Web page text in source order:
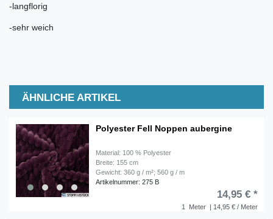
-langflorig
-sehr weich
ÄHNLICHE ARTIKEL
Polyester Fell Noppen aubergine
Material: 100 % Polyester
Breite: 155 cm
Gewicht: 360 g / m²; 560 g / m
Artikelnummer: 275 B
1 Meter | 14,95 € / Meter
14,95 € *